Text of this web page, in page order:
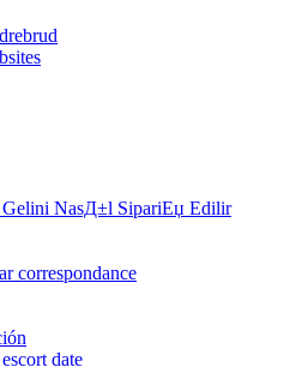
NasД±l SipariЕџ Edilir
correspondance
date